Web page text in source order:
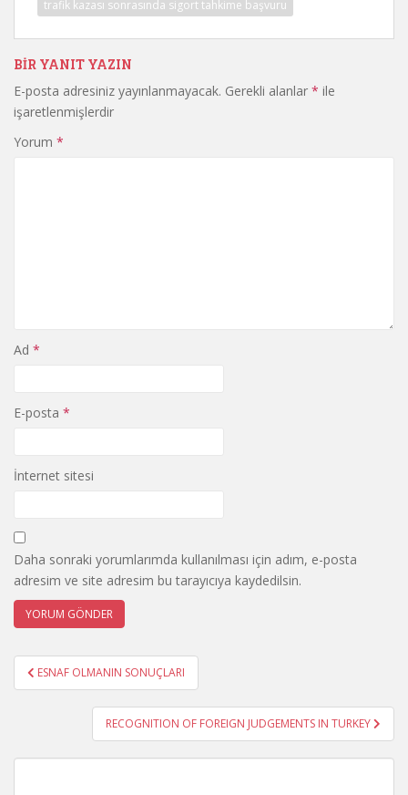
trafik kazası sonrasında sigort tahkime başvuru
BIR YANIT YAZIN
E-posta adresiniz yayınlanmayacak. Gerekli alanlar * ile
işaretlenmişlerdir
Yorum *
Ad *
E-posta *
İnternet sitesi
Daha sonraki yorumlarımda kullanılması için adım, e-posta
adresim ve site adresim bu tarayıcıya kaydedilsin.
Yazı
gezinmesi
ESNAF OLMANIN SONUÇLARI
RECOGNITION OF FOREIGN JUDGEMENTS IN TURKEY